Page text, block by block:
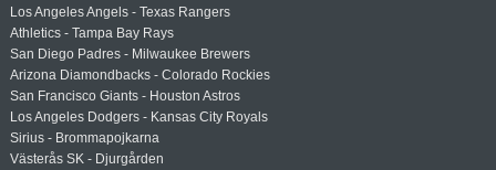
Los Angeles Angels - Texas Rangers
Athletics - Tampa Bay Rays
San Diego Padres - Milwaukee Brewers
Arizona Diamondbacks - Colorado Rockies
San Francisco Giants - Houston Astros
Los Angeles Dodgers - Kansas City Royals
Sirius - Brommapojkarna
Västerås SK - Djurgården